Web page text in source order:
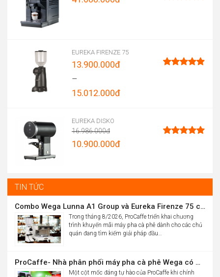
through
48.800.000đ
EUREKA FIRENZE 75
13.900.000đ
–
15.012.000đ
range:
13.900.000đ
through
15.012.000đ
EUREKA DISKO
16.986.000đ
Original
10.900.000đ
TIN TỨC
Combo Wega Lunna A1 Group và Eureka Firenze 75 chỉ 61,9 triệu
Trong tháng 8/2026, ProCaffe triển khai chương
trình khuyến mãi máy pha cà phê dành cho các chủ
quán đang tìm kiếm giải pháp đầu…
ProCaffe- Nhà phân phối máy pha cà phê Wega có mức tăng trưởng cao nhất thế giới
Một cột mốc đáng tự hào của ProCaffe khi chính